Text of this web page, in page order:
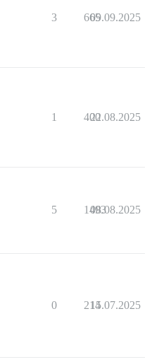
3 665
09.09.2025
1 400
22.08.2025
5 1493
08.08.2025
0 214
15.07.2025